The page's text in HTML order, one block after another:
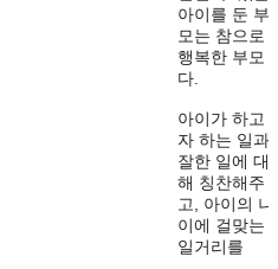
아이를 둔 부
모는 참으로
행복한 부모
다.
아이가 하고
자 하는 일과
잘한 일에 대
해 칭찬해주
고, 아이의 나
이에 걸맞는
일거리를